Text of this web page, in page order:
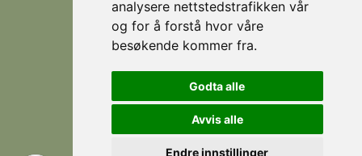
analysere nettstedstrafikken vår
og for å forstå hvor våre
besøkende kommer fra.
Godta alle
Avvis alle
Endre innstillinger
is an
eldorado
for
the
Follow
us
Facebook
Instagram